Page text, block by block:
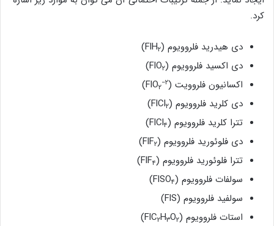
کرد.
دی هیدرید فلروویوم (FlH۲
)
دی اکسید فلروویوم (FlO۲
)
اکسانیون فلروویت (۲− FlO۲
)
دی کلرید فلروویوم (FlCl۲
)
تترا کلرید فلروویوم (FlCl۴
)
دی فلوئورید فلروویوم (FlF۲
)
تترا فلوئورید فلروویوم (FlF۴
)
سولفات فلروویوم (FlSO۴
)
سولفید فلروویوم (FlS)
استات فلروویوم (FlC
۲H۳O۲
)